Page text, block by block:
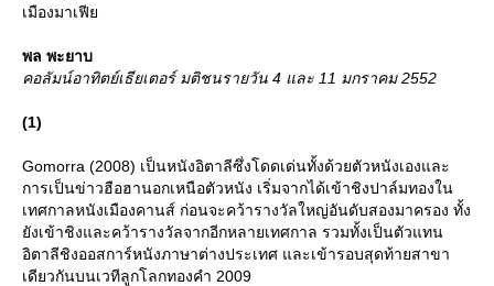
เมืองมาเฟี
พล พะยาบ
คอลัมน์อาทิตย์เธียเตอร์ มติชนรายวัน 4 และ 11 มกราคม 2552
(1)
Gomorra (2008) เป็นหนังอิตาลีซึ่งโดดเด่นทั้งด้วยตัวหนังเองและ
การเป็นข่าวฮือฮานอกเหนือตัวหนัง เริ่มจากได้เข้าชิงปาล์มทองใน
เทศกาลหนังเมืองคานส์ ก่อนจะคว้ารางวัลใหญ่อันดับสองมาครอง ทั้ง
ังเข้าชิงและคว้ารางวัลจากอีกหลายเทศกาล รวมทั้งเป็นตัวแทน
อิตาลีชิงออสการ์หนังภาษาต่างประเทศ และเข้ารอบสุดท้ายสาขา
เดียวกันบนเวทีลูกโลกทองคำ 2009